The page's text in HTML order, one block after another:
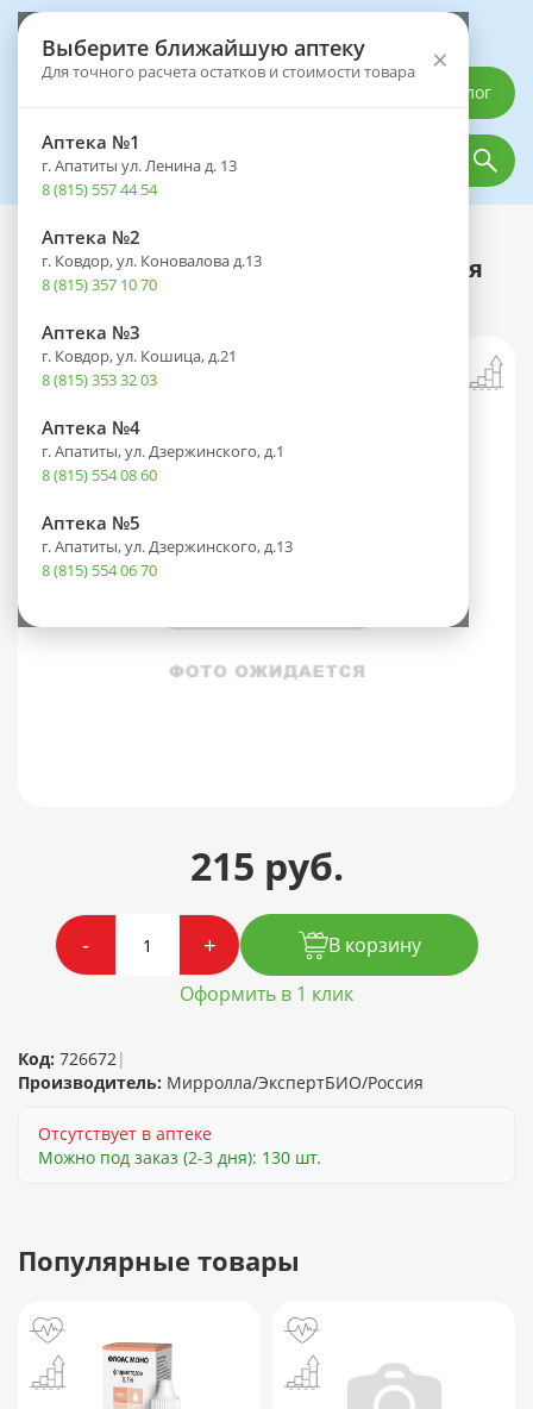
Выберите ближайшую аптеку
Для точного расчета остатков и стоимости товара ×
Аптека №1
г. Апатиты ул. Ленина д. 13
8 (815) 557 44 54
Аптека №2
г. Ковдор, ул. Коновалова д.13
8 (815) 357 10 70
Аптека №3
г. Ковдор, ул. Кошица, д.21
8 (815) 353 32 03
Аптека №4
г. Апатиты, ул. Дзержинского, д.1
8 (815) 554 08 60
Аптека №5
г. Апатиты, ул. Дзержинского, д.13
8 (815) 554 06 70
Каталог
Каталог Оптика
АкваСол Морская вода гиалуроновая
кислота и эктоин спрей 50мл
215 руб.
- +
В корзину
Оформить в 1 клик
Код: 726672|
Производитель: Мирролла/ЭкспертБИО/Россия
Отсутствует в аптеке
Можно под заказ (2-3 дня): 130 шт.
Популярные товары